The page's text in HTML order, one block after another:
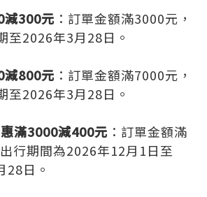
減300元 ：訂單金額滿3000元，
至2026年3月28日。
減800元 ：訂單金額滿7000元，
至2026年3月28日。
滿3000減400元 ：訂單金額滿
行期間為2026年12月1日至
28日。